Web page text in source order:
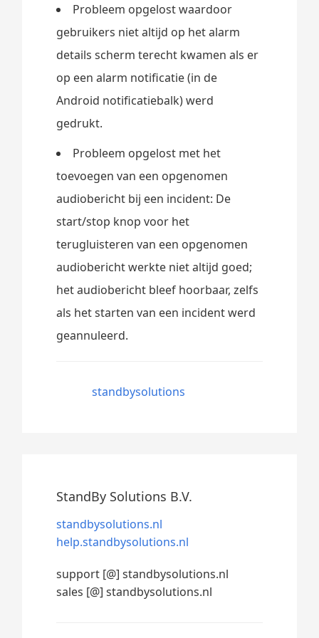
Probleem opgelost waardoor
gebruikers niet altijd op het alarm
details scherm terecht kwamen als er
op een alarm notificatie (in de
Android notificatiebalk) werd
gedrukt.
Probleem opgelost met het
toevoegen van een opgenomen
audiobericht bij een incident: De
start/stop knop voor het
terugluisteren van een opgenomen
audiobericht werkte niet altijd goed;
het audiobericht bleef hoorbaar, zelfs
als het starten van een incident werd
geannuleerd.
standbysolutions
StandBy Solutions B.V.
standbysolutions.nl
help.standbysolutions.nl
support [@] standbysolutions.nl
sales [@] standbysolutions.nl